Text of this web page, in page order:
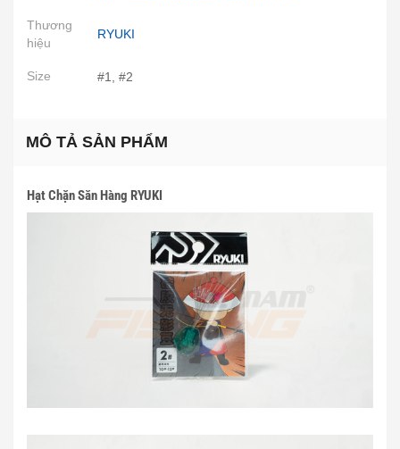
Thương
hiệu
RYUKI
Size #1, #2
MÔ TẢ SẢN PHẨM
Hạt Chặn Săn Hàng RYUKI